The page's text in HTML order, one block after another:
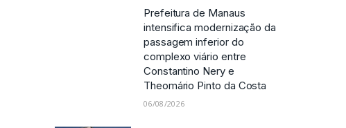
Prefeitura de Manaus
intensifica modernização da
passagem inferior do
complexo viário entre
Constantino Nery e
Theomário Pinto da Costa
06/08/2026